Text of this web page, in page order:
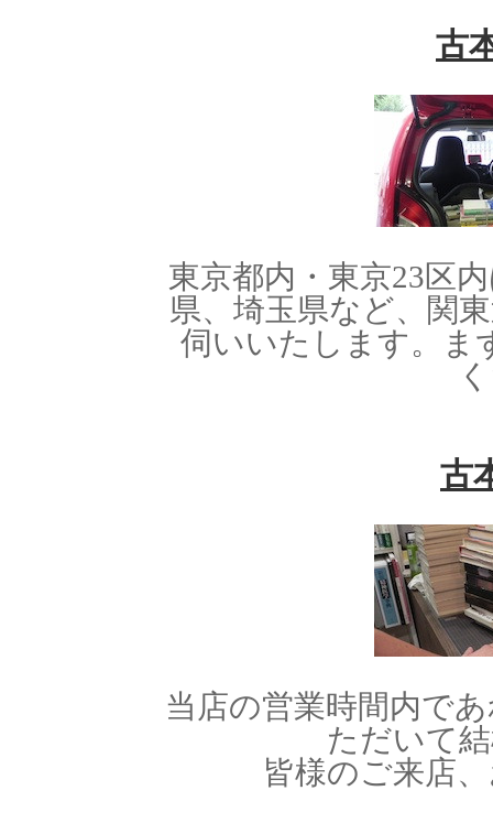
古
東京都内・東京23区
県、埼玉県など、関
伺いいたします。
ま
古
当店の営業時間内で
ただいて
皆様のご来店